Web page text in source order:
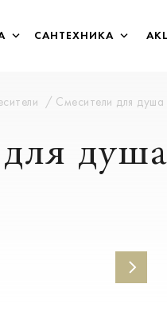
САНТЕХНИКА
Смесители для душа